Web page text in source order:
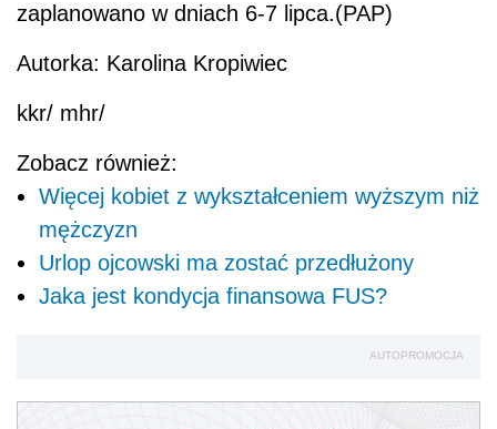
zaplanowano w dniach 6-7 lipca.(PAP)
Autorka: Karolina Kropiwiec
kkr/ mhr/
Zobacz również:
Więcej kobiet z wykształceniem wyższym niż
mężczyzn
Urlop ojcowski ma zostać przedłużony
Jaka jest kondycja finansowa FUS?
AUTOPROMOCJA